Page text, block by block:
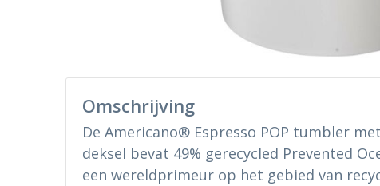
Omschrijving
De Americano® Espresso POP tumbler
deksel bevat 49% gerecycled Prevented
een wereldprimeur op het gebied van